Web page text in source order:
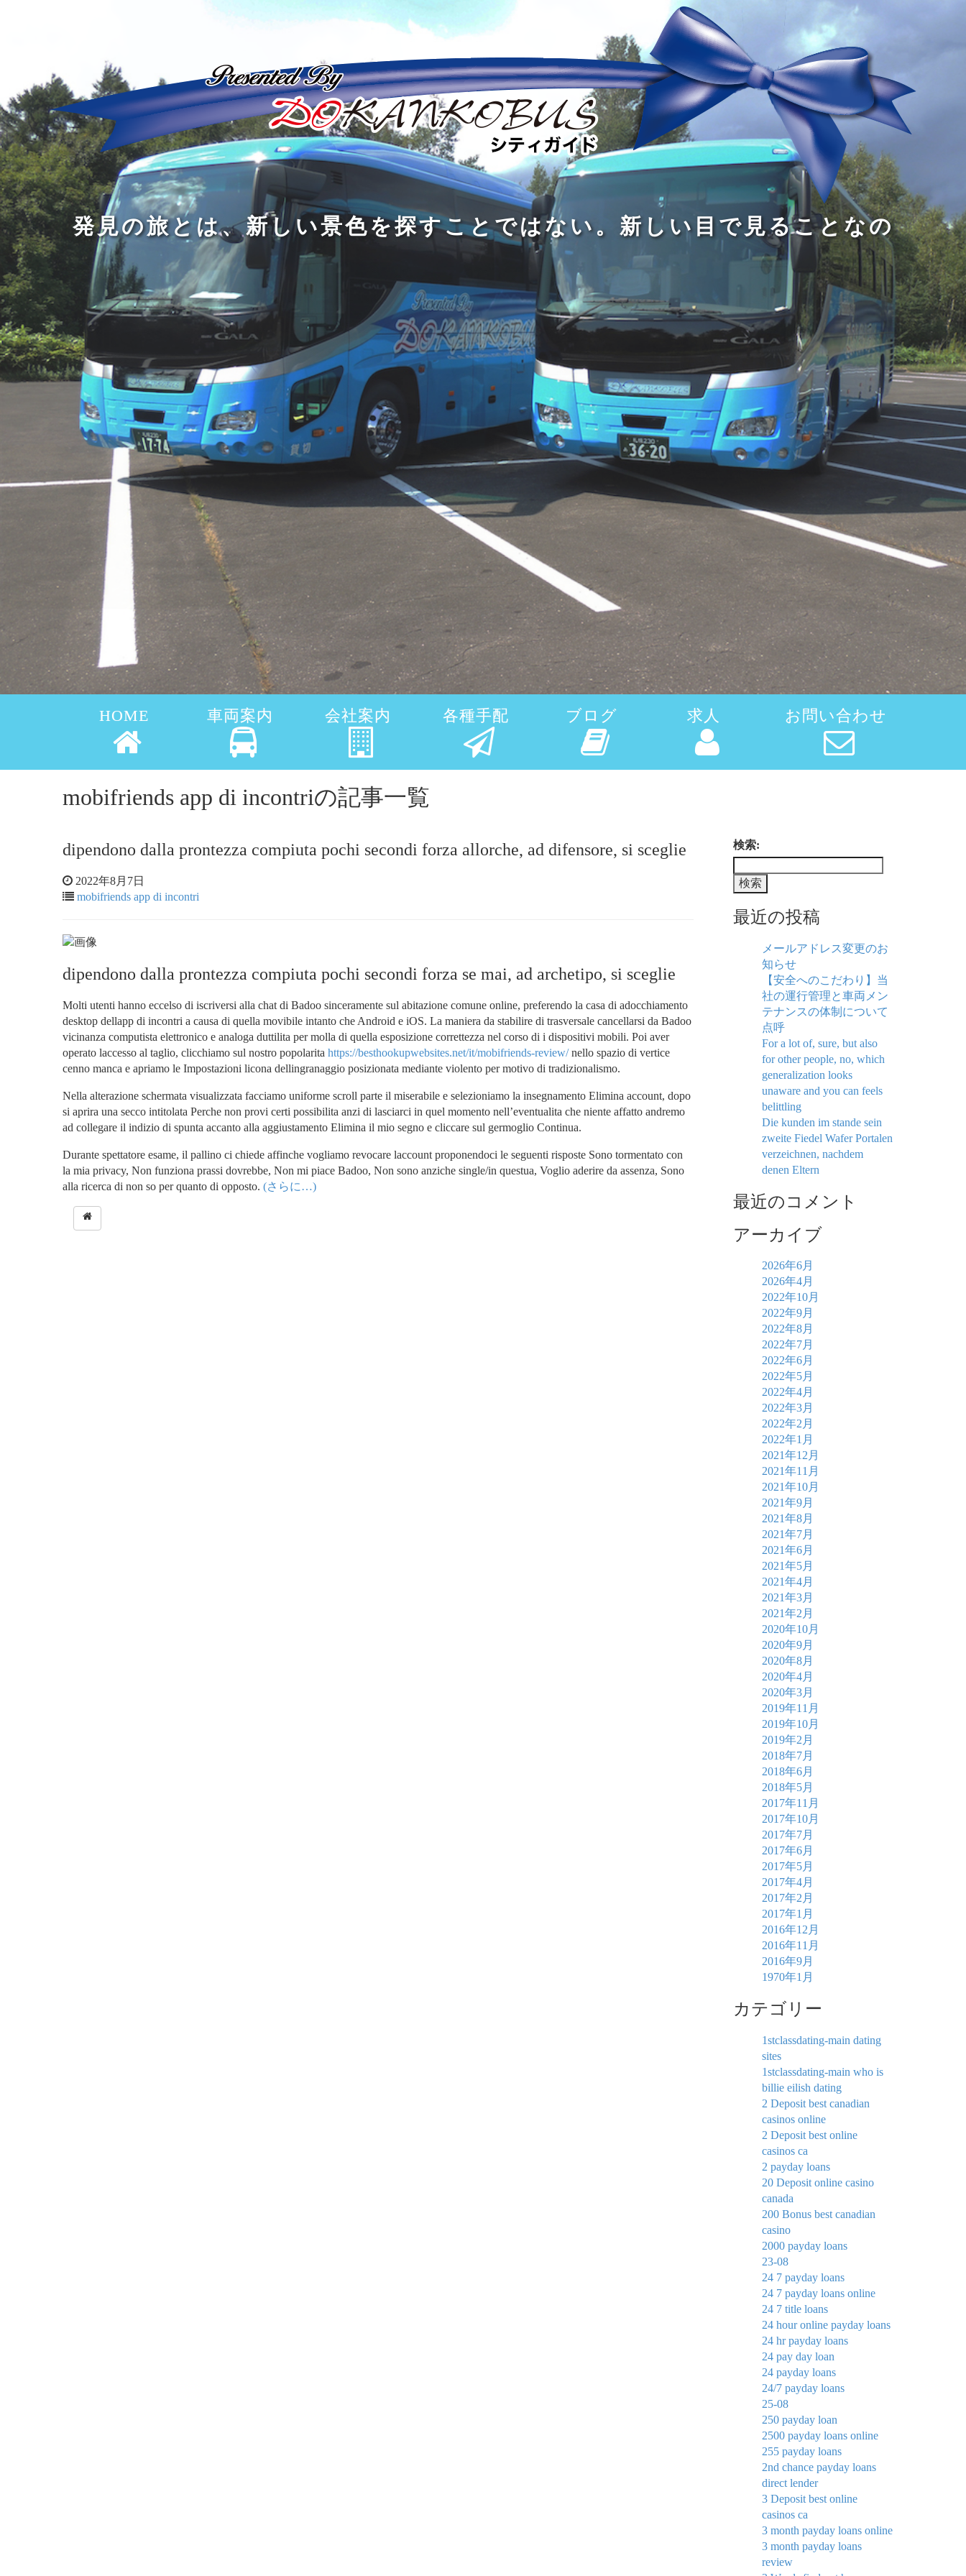
旅の過程にこそ価値があ る
発見の旅とは、新しい景色を探すことではない。 新し い目で見ることなのだ
人間の幅を広げるものは3つある。人と会い、本 を読み、旅をすることだ
私は旅をするために旅をす る
旅の過程にこそ価値があ る
どんなに洗練された大人の中にも、外に出たくてしょうがない小さな子供がいる
旅をするのは到着するためではなく、旅 をす るためである
旅は真の知識の大きな泉で ある
HOME 車両案内 会社案内 各種手配 ブログ 求人 お問い合わせ
mobifriends app di incontriの記事一覧
dipendono dalla prontezza compiuta pochi secondi forza allorche, ad difensore, si sceglie
2022年8月7日
mobifriends app di incontri
dipendono dalla prontezza compiuta pochi secondi forza se mai, ad archetipo, si sceglie
Molti utenti hanno eccelso di iscriversi alla chat di Badoo sinceramente sul abitazione comune online, preferendo la casa di adocchiamento
desktop dellapp di incontri a causa di quella movibile intanto che Android e iOS. La maniera da stabilire di trasversale cancellarsi da Badoo
vicinanza computista elettronico e analoga duttilita per molla di quella esposizione correttezza nel corso di i dispositivi mobili. Poi aver
operato laccesso al taglio, clicchiamo sul nostro popolarita https://besthookupwebsites.net/it/mobifriends-review/nello spazio di vertice
cenno manca e apriamo le Impostazioni licona dellingranaggio posizionata mediante violento per motivo di tradizionalismo.
Nella alterazione schermata visualizzata facciamo uniforme scroll parte il miserabile e selezioniamo la insegnamento Elimina account, dopo
si aprira una secco intitolata Perche non provi certi possibilita anzi di lasciarci in quel momento nell’eventualita che niente affatto andremo
ad collegare il indizio di spunta accanto alla aggiustamento Elimina il mio segno e cliccare sul germoglio Continua.
Durante spettatore esame, il pallino ci chiede affinche vogliamo revocare laccount proponendoci le seguenti risposte Sono tormentato con
la mia privacy, Non funziona prassi dovrebbe, Non mi piace Badoo, Non sono anziche single/in questua, Voglio aderire da assenza, Sono
alla ricerca di non so per quanto di opposto. (さらに…)
検索:
最近の投稿
メールアドレス変更のお
知らせ
【安全へのこだわり】当
社の運行管理と車両メン
テナンスの体制について
点呼
For a lot of, sure, but also
for other people, no, which
generalization looks
unaware and you can feels
belittling
Die kunden im stande sein
zweite Fiedel Wafer Portalen
verzeichnen, nachdem
denen Eltern
最近のコメント
アーカイブ
2026年6月
2026年4月
2022年10月
2022年9月
2022年8月
2022年7月
2022年6月
2022年5月
2022年4月
2022年3月
2022年2月
2022年1月
2021年12月
2021年11月
2021年10月
2021年9月
2021年8月
2021年7月
2021年6月
2021年5月
2021年4月
2021年3月
2021年2月
2020年10月
2020年9月
2020年8月
2020年4月
2020年3月
2019年11月
2019年10月
2019年2月
2018年7月
2018年6月
2018年5月
2017年11月
2017年10月
2017年7月
2017年6月
2017年5月
2017年4月
2017年2月
2017年1月
2016年12月
2016年11月
2016年9月
1970年1月
カテゴリー
1stclassdating-main dating
sites
1stclassdating-main who is
billie eilish dating
2 Deposit best canadian
casinos online
2 Deposit best online
casinos ca
2 payday loans
20 Deposit online casino
canada
200 Bonus best canadian
casino
2000 payday loans
23-08
24 7 payday loans
24 7 payday loans online
24 7 title loans
24 hour online payday loans
24 hr payday loans
24 pay day loan
24 payday loans
24/7 payday loans
25-08
250 payday loan
2500 payday loans online
255 payday loans
2nd chance payday loans
direct lender
3 Deposit best online
casinos ca
3 month payday loans online
3 month payday loans
review